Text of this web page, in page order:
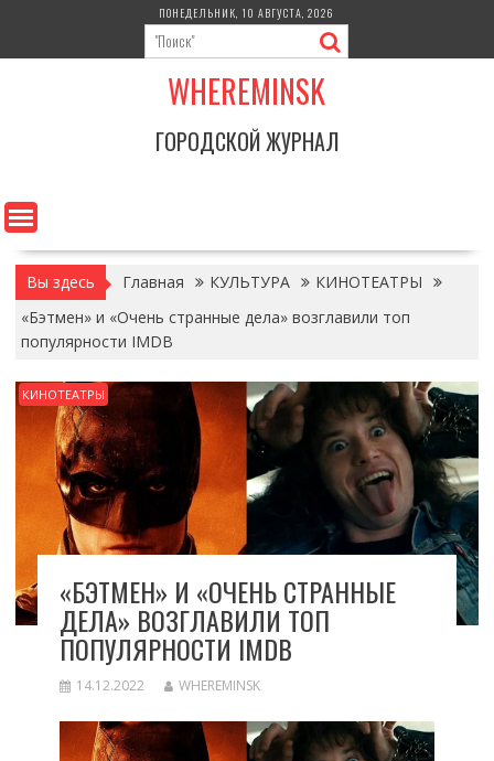
содержимому
ПОНЕДЕЛЬНИК, 10 АВГУСТА, 2026
WHEREMINSK
ГОРОДСКОЙ ЖУРНАЛ
Вы здесь Главная КУЛЬТУРА
КИНОТЕАТРЫ
«Бэтмен» и «Очень странные дела» возглавили топ
популярности IMDB
КИНОТЕАТРЫ
«БЭТМЕН» И «ОЧЕНЬ СТРАННЫЕ
ДЕЛА» ВОЗГЛАВИЛИ ТОП
ПОПУЛЯРНОСТИ IMDB
14.12.2022 WHEREMINSK